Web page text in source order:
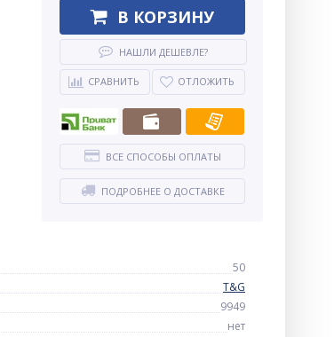
В КОРЗИНУ
НАШЛИ ДЕШЕВЛЕ?
СРАВНИТЬ ОТЛОЖИТЬ
ВСЕ СПОСОБЫ ОПЛАТЫ
ПОДРОБНЕЕ О ДОСТАВКЕ
50
T&G
9949
нет